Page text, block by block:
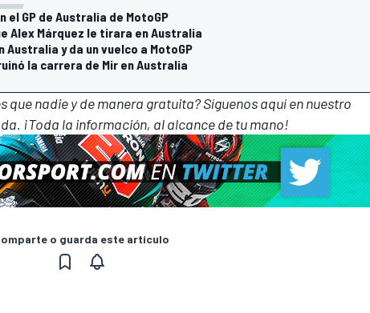
GP de Australia de MotoGP
Alex Márquez le tirara en Australia
y da un vuelco a MotoGP
la carrera de Mir en Australia
que nadie y de manera gratuita? Síguenosaquí en nuestro
¡Toda la información, al alcance de tu mano!
o guarda este artículo